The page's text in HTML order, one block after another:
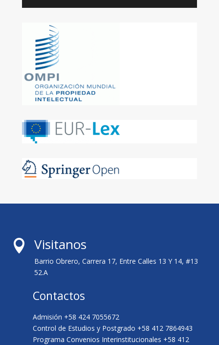
 Visitanos
Barrio Obrero, Carrera 17, Entre Calles 13 Y 14, #13
52.A
Contactos
Admisión +58 424 7055672
Control de Estudios y Postgrado +58 412 7864943
Programa Convenios Interinstitucionales +58 412